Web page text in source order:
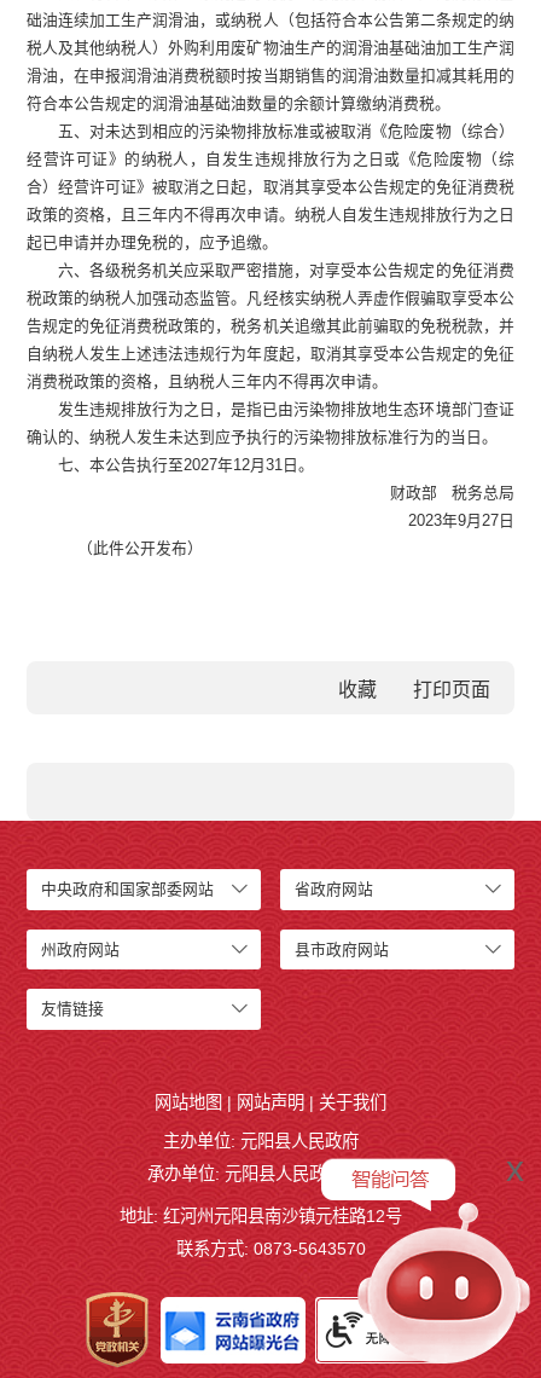
础油连续加工生产润滑油，或纳税人（包括符合本公告第二条规定的纳
税人及其他纳税人）外购利用废矿物油生产的润滑油基础油加工生产润
滑油，在申报润滑油消费税额时按当期销售的润滑油数量扣减其耗用的
符合本公告规定的润滑油基础油数量的余额计算缴纳消费税。
五、对未达到相应的污染物排放标准或被取消《危险废物（综合）
经营许可证》的纳税人，自发生违规排放行为之日或《危险废物（综
合）经营许可证》被取消之日起，取消其享受本公告规定的免征消费税
政策的资格，且三年内不得再次申请。纳税人自发生违规排放行为之日
起已申请并办理免税的，应予追缴。
六、各级税务机关应采取严密措施，对享受本公告规定的免征消费
税政策的纳税人加强动态监管。凡经核实纳税人弄虚作假骗取享受本公
告规定的免征消费税政策的，税务机关追缴其此前骗取的免税税款，并
自纳税人发生上述违法违规行为年度起，取消其享受本公告规定的免征
消费税政策的资格，且纳税人三年内不得再次申请。
发生违规排放行为之日，是指已由污染物排放地生态环境部门查证
确认的、纳税人发生未达到应予执行的污染物排放标准行为的当日。
七、本公告执行至2027年12月 31日。
财政部
税务总局
2023年9月 27日
（此件公开发布）
收藏
中央政府和国家部委网站 省政府网站
州政府网站 县市政府网站
友情链接
x
网站地图 | 网站声明 | 关于我们
主办单位: 元阳县人民政府
承办单位: 元阳县人民政府办公室
地址: 红河州元阳县南沙镇元桂路12号
联系方式: 0873-5643570